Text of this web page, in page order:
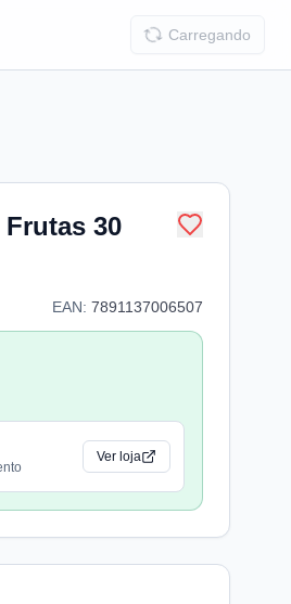
Carregando
30
EAN: 7891137006507
Ver loja